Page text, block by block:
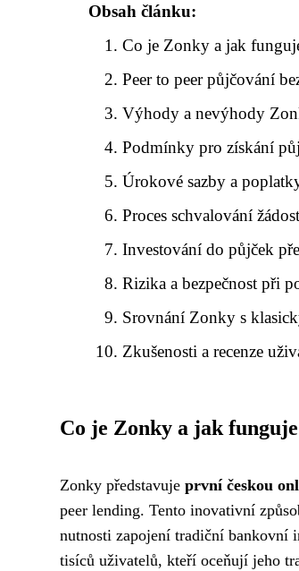
Obsah článku:
Co je Zonky a jak
Peer to peer půjčování
Výhody a nevýhody
Podmínky pro získání
Úrokové sazby a
Proces schvalování
Investování do půjček
Rizika a bezpečnost při
Srovnání Zonky s
Zkušenosti a recenze
Co je Zonky a jak funguje
Zonky představuje první českou
peer lending. Tento inovativní
nutnosti zapojení tradiční bankovní
tisíců uživatelů, kteří oceňují jeho